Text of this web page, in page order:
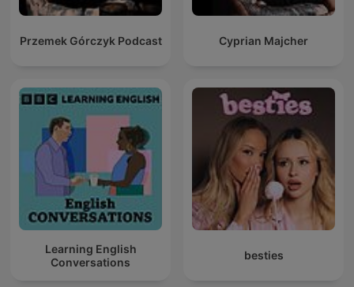
Przemek Górczyk Podcast Cyprian Majcher
Learning English
Conversations
besties